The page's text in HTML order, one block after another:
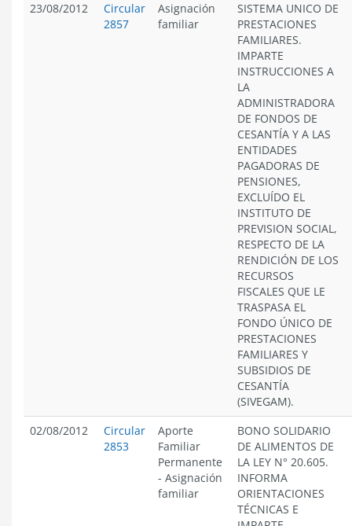
23/08/2012
Circular
2857
Asignación
familiar
SISTEMA UNICO DE
PRESTACIONES
FAMILIARES.
IMPARTE
INSTRUCCIONES A
LA
ADMINISTRADORA
DE FONDOS DE
CESANTÍA Y A LAS
ENTIDADES
PAGADORAS DE
PENSIONES,
EXCLUÍDO EL
INSTITUTO DE
PREVISION SOCIAL,
RESPECTO DE LA
RENDICIÓN DE LOS
RECURSOS
FISCALES QUE LE
TRASPASA EL
FONDO ÚNICO DE
PRESTACIONES
FAMILIARES Y
SUBSIDIOS DE
CESANTÍA
(SIVEGAM).
02/08/2012
Circular
2853
Aporte
Familiar
Permanente
- Asignación
familiar
BONO SOLIDARIO
DE ALIMENTOS DE
LA LEY N° 20.605.
INFORMA
ORIENTACIONES
TÉCNICAS E